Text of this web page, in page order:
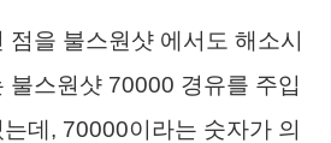
점을 불스원샷 에서도 해소시
불스원샷 70000 경유를 주입
데, 70000이라는 숫자가 의